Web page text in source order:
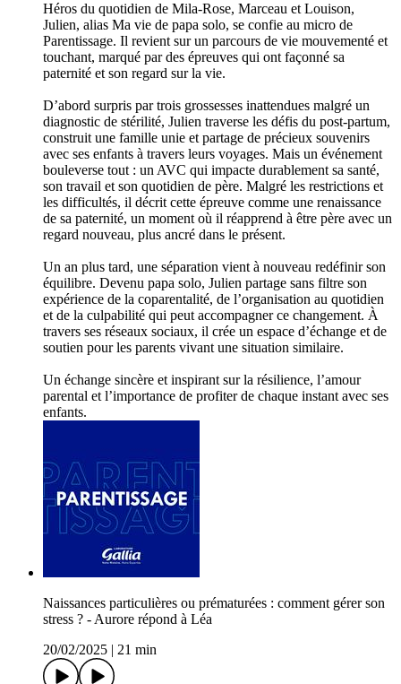
Héros du quotidien de Mila-Rose, Marceau et Louison,
Julien, alias Ma vie de papa solo, se confie au micro de
Parentissage. Il revient sur un parcours de vie mouvementé et
touchant, marqué par des épreuves qui ont façonné sa
paternité et son regard sur la vie.
D’abord surpris par trois grossesses inattendues malgré un
diagnostic de stérilité, Julien traverse les défis du post-partum,
construit une famille unie et partage de précieux souvenirs
avec ses enfants à travers leurs voyages. Mais un événement
bouleverse tout : un AVC qui impacte durablement sa santé,
son travail et son quotidien de père. Malgré les restrictions et
les difficultés, il décrit cette épreuve comme une renaissance
de sa paternité, un moment où il réapprend à être père avec un
regard nouveau, plus ancré dans le présent.
Un an plus tard, une séparation vient à nouveau redéfinir son
équilibre. Devenu papa solo, Julien partage sans filtre son
expérience de la coparentalité, de l’organisation au quotidien
et de la culpabilité qui peut accompagner ce changement. À
travers ses réseaux sociaux, il crée un espace d’échange et de
soutien pour les parents vivant une situation similaire.
Un échange sincère et inspirant sur la résilience, l’amour
parental et l’importance de profiter de chaque instant avec ses
enfants.
Naissances particulières ou prématurées : comment gérer son
stress ? - Aurore répond à Léa
20/02/2025
21 min